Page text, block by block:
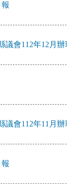
議會112年12月
議會112年11月